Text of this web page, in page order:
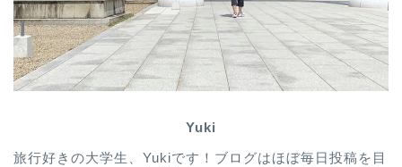
Yuki
旅行好きの大学生、Yukiです！ブログはほぼ毎日投稿を目